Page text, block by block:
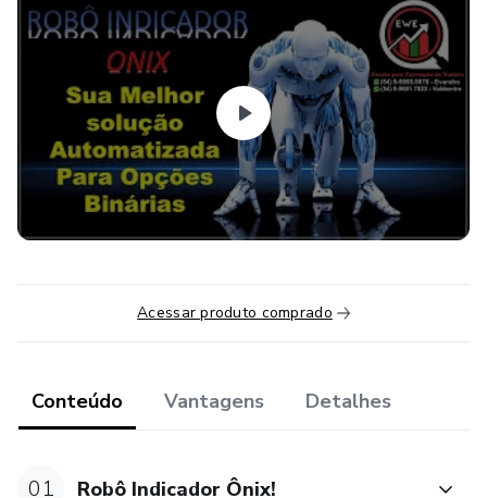
Acessar produto comprado
Conteúdo Vantagens Detalhes
01 Robô Indicador Ônix!